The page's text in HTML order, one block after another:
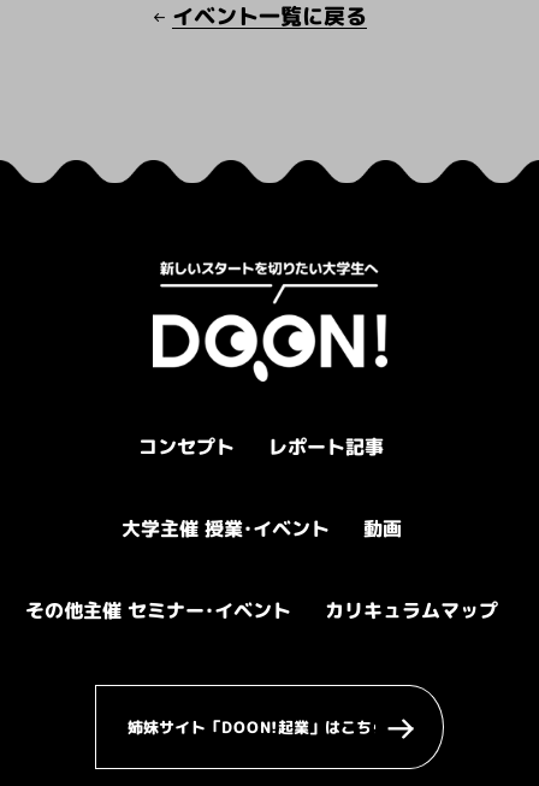
イベント一覧に戻る
コンセプト レポート記事
大学主催 授業・イベント 動画
その他主催 セミナー・イベント カリキュラムマップ
姉妹サイト「DOON!起業」はこちら